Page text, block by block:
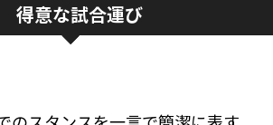
得意な試合運び